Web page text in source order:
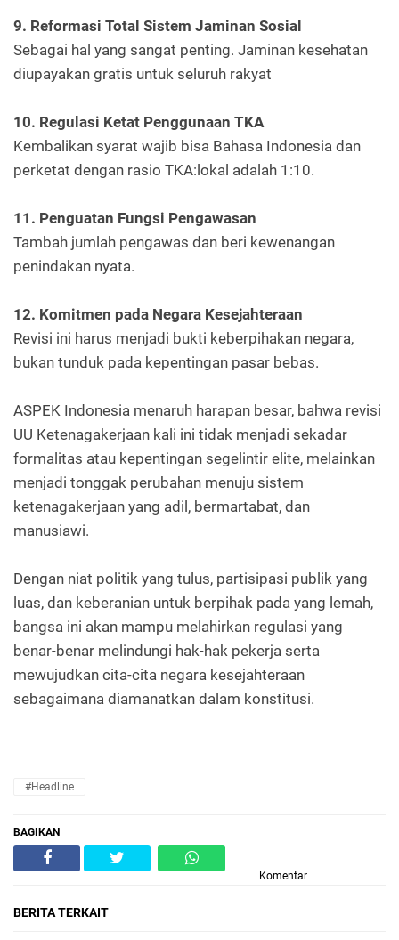
9. Reformasi Total Sistem Jaminan Sosial
Sebagai hal yang sangat penting. Jaminan kesehatan
diupayakan gratis untuk seluruh rakyat
10. Regulasi Ketat Penggunaan TKA
Kembalikan syarat wajib bisa Bahasa Indonesia dan
perketat dengan rasio TKA:lokal adalah 1:10.
11. Penguatan Fungsi Pengawasan
Tambah jumlah pengawas dan beri kewenangan
penindakan nyata.
12. Komitmen pada Negara Kesejahteraan
Revisi ini harus menjadi bukti keberpihakan negara,
bukan tunduk pada kepentingan pasar bebas.
ASPEK Indonesia menaruh harapan besar, bahwa revisi
UU Ketenagakerjaan kali ini tidak menjadi sekadar
formalitas atau kepentingan segelintir elite, melainkan
menjadi tonggak perubahan menuju sistem
ketenagakerjaan yang adil, bermartabat, dan
manusiawi.
Dengan niat politik yang tulus, partisipasi publik yang
luas, dan keberanian untuk berpihak pada yang lemah,
bangsa ini akan mampu melahirkan regulasi yang
benar-benar melindungi hak-hak pekerja serta
mewujudkan cita-cita negara kesejahteraan
sebagaimana diamanatkan dalam konstitusi.
#Headline
BAGIKAN
Komentar
BERITA TERKAIT